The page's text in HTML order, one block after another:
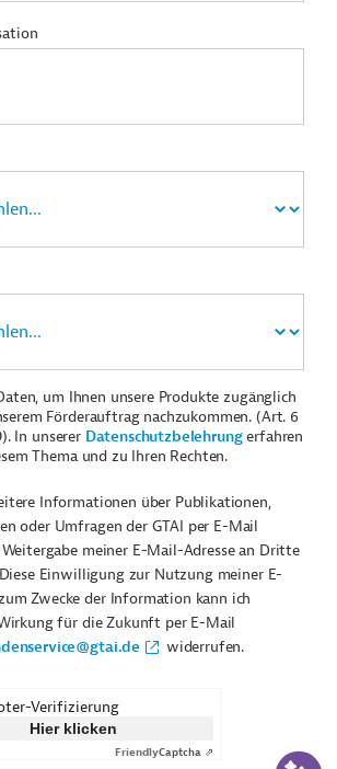
um Ihnen unsere Produkte zugänglich
Förderauftrag nachzukommen. (Art. 6
In unserer Datenschutzbelehrungerfahren
Thema und zu Ihren Rechten.
Informationen über Publikationen,
oder Umfragen der GTAI per E-Mail
meiner E-Mail-Adresse an Dritte
Einwilligung zur Nutzung meiner E-
Zwecke der Information kann ich
für die Zukunft per E-Mail
widerrufen.
Verifizierung
Hier klicken
FriendlyCaptcha ⇗ KI-